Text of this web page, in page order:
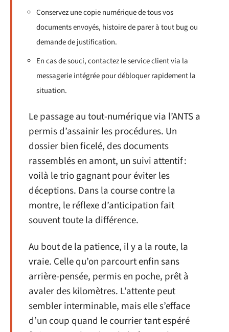
Conservez une copie numérique de tous vos
documents envoyés, histoire de parer à tout bug ou
demande de justification.
En cas de souci, contactez le service client via la
messagerie intégrée pour débloquer rapidement la
situation.
Le passage au tout-numérique via l’ANTS a
permis d’assainir les procédures. Un
dossier bien ficelé, des documents
rassemblés en amont, un suivi attentif :
voilà le trio gagnant pour éviter les
déceptions. Dans la course contre la
montre, le réflexe d’anticipation fait
souvent toute la différence.
Au bout de la patience, il y a la route, la
vraie. Celle qu’on parcourt enfin sans
arrière-pensée, permis en poche, prêt à
avaler des kilomètres. L’attente peut
sembler interminable, mais elle s’efface
d’un coup quand le courrier tant espéré